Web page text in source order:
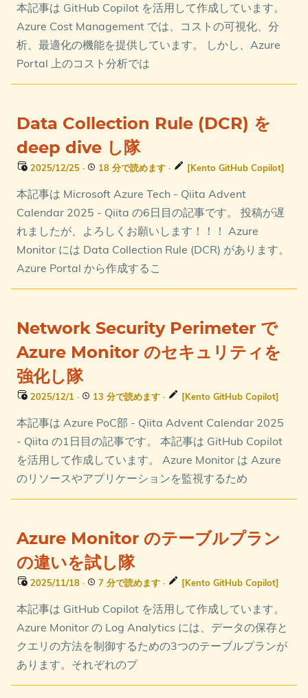
本記事は GitHub Copilot を活用して作成しています。
Azure Cost Management では、コストの可視化、分
析、最適化の機能を提供しています。 しかし、Azure
Portal 上のコスト分析では
Data Collection Rule (DCR) を
deep dive し隊
2025/12/25 · 18 分で読めます · [Kento GitHub Copilot]
本記事は Microsoft Azure Tech - Qiita Advent
Calendar 2025 - Qiita の6日目の記事です。 投稿が遅
れましたが、よろしくお願いします！！！ Azure
Monitor には Data Collection Rule (DCR) があります。
Azure Portal から作成するこ
Network Security Perimeter で
Azure Monitor のセキュリティを
強化し隊
2025/12/1 · 13 分で読めます · [Kento GitHub Copilot]
本記事は Azure PoC部 - Qiita Advent Calendar 2025
- Qiita の1日目の記事です。 本記事は GitHub Copilot
を活用して作成しています。 Azure Monitor は Azure
のリソースやアプリケーションを監視するため
Azure Monitor のテーブルプラン
の違いを試し隊
2025/11/18 · 7 分で読めます · [Kento GitHub Copilot]
本記事は GitHub Copilot を活用して作成しています。
Azure Monitor の Log Analytics には、データの保存と
クエリの方法を制御するための3つのテーブルプランが
あります。それぞれのプ